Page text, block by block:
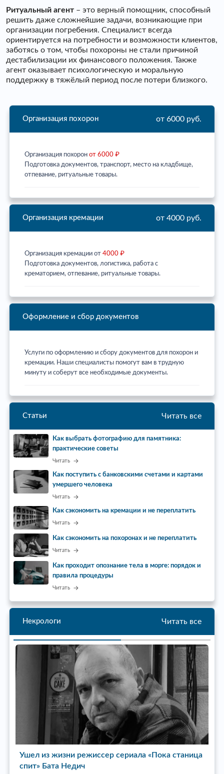
Ритуальный агент – это верный помощник, способный
решить даже сложнейшие задачи, возникающие при
организации погребения. Специалист всегда
ориентируется на потребности и возможности клиентов,
заботясь о том, чтобы похороны не стали причиной
дестабилизации их финансового положения. Также
агент оказывает психологическую и моральную
поддержку в тяжёлый период после потери близкого.
Организация похорон от 6000 руб.
Организация похорон от 6000 ₽
Подготовка документов, транспорт, место на кладбище,
отпевание, ритуальные товары.
Организация кремации от 4000 руб.
Организация кремации от 4000 ₽
Подготовка документов, логистика, работа с
крематорием, отпевание, ритуальные товары.
Оформление и сбор документов
Услуги по оформлению и сбору документов для похорон и
кремации. Наши специалисты помогут вам в трудную
минуту и соберут все необходимые документы.
Статьи Читать все
Как выбрать фотографию для памятника:
практические советы
Читать
Как поступить с банковскими счетами и картами
умершего человека
Читать
Как сэкономить на кремации и не переплатить
Читать
Как сэкономить на похоронах и не переплатить
Читать
Как проходит опознание тела в морге: порядок и
правила процедуры
Читать
Некрологи Читать все
Ушел из жизни режиссер сериала «Пока станица
спит» Бата Недич